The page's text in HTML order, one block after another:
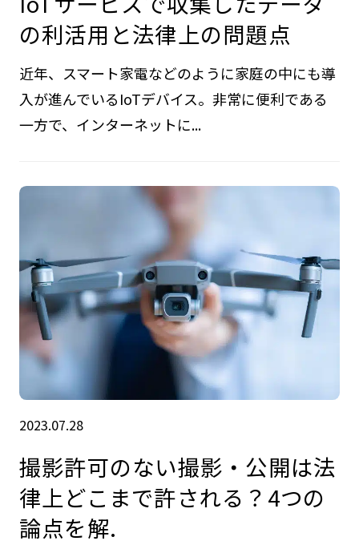
の利活用と法律上の問題点
近年、スマート家電などのように家庭の中にも導
入が進んでいるIoTデバイス。非常に便利である
一方で、インターネットに...
2023.07.28
撮影許可のない撮影・公開は法
律上どこまで許される？4つの
論点を解.